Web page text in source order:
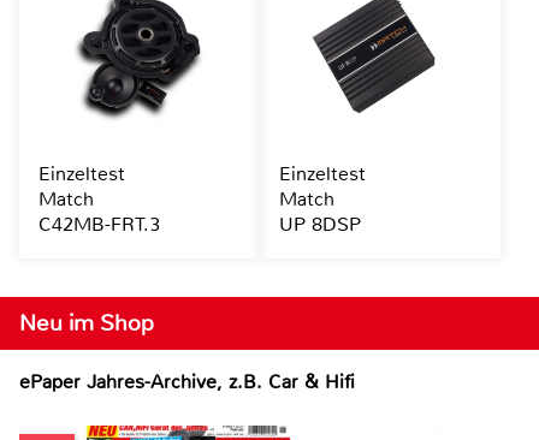
Neu im Shop
ePaper Jahres-Archive, z.B. Car & Hifi
Einzeltest
Match
C42MB-FRT.3
Einzeltest
Match
UP 8DSP